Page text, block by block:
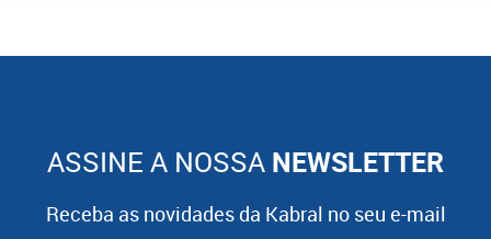
ASSINE A NOSSA NEWSLETTER
Receba as novidades da Kabral no seu e-mail